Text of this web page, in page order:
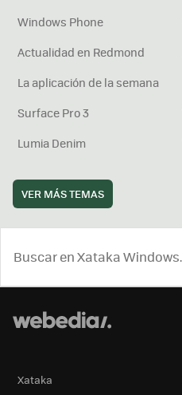
Windows Phone
Actualidad en Redmond
La aplicación de la semana
Surface Pro 3
Lumia Denim
VER MÁS TEMAS
Xataka